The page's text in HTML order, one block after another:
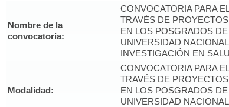
Nombre de la
convocatoria:
CONVOCATORIA PARA
TRAVÉS DE
EN LOS POSGRADOS
UNIVERSIDAD
INVESTIGACIÓN EN
Modalidad:
CONVOCATORIA PARA
TRAVÉS DE
EN LOS POSGRADOS
UNIVERSIDAD